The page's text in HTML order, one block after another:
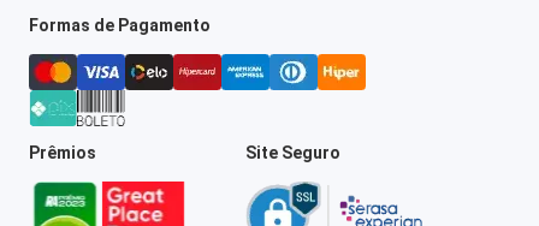
Formas de Pagamento
Prêmios Site Seguro